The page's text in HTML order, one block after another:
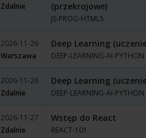
Zdalnie
(przekrojowe)
JS-PROG-HTML5
2026-11-26
Warszawa
Deep Learning
DEEP-LEARNING-AI-PYTHON
2026-11-26
Zdalnie
Deep Learning
DEEP-LEARNING-AI-PYTHON
2026-11-27
Zdalnie
Wstęp do React
REACT-101